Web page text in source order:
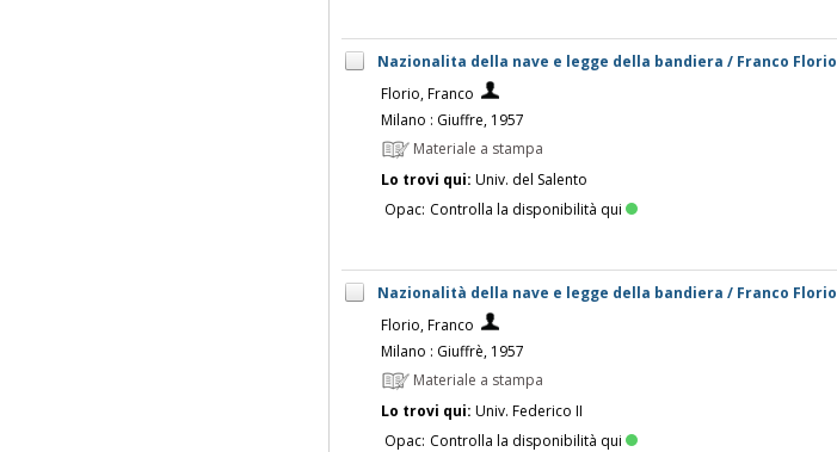
Nazionalita della nave e legge della bandiera / Franco Florio
Florio, Franco
Milano : Giuffre, 1957
Materiale a stampa
Lo trovi qui: Univ. del Salento
Opac: Controlla la disponibilità qui
Nazionalità della nave e legge della bandiera / Franco Florio
Florio, Franco
Milano : Giuffrè, 1957
Materiale a stampa
Lo trovi qui: Univ. Federico II
Opac: Controlla la disponibilità qui